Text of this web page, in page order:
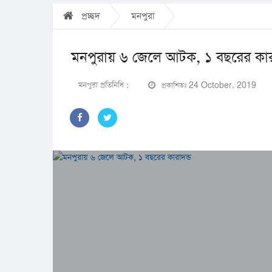
প্রচ্ছদ মনপুরা
মনপুরায় ৬ জেলে আটক, ১ বছরের
মনপুরা প্রতিনিধি : প্রকাশিতঃ 24 October, 2019